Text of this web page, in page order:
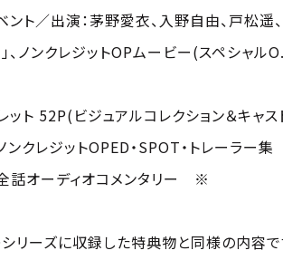
ト／出演：茅野愛衣、入野自由、戸松遥
、ノンクレジットOPムービー(スペシャル
ト 52P(ビジュアルコレクション＆キャ
クレジットOPED・SPOT・トレーラー
話オーディオコメンタリー ※
リーズに収録した特典物と同様の内容で